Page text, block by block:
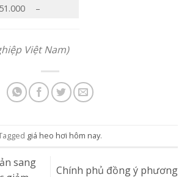
51.000 –
Việt Nam)
giá heo hơi hôm nay.
sang
Chính phủ đồng ý phương